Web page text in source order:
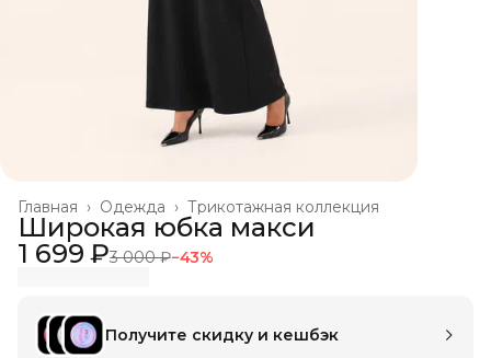
Трикотажная коллекция
Одежда ›
Главная ›
Широкая юбка макси
1 699 ₽3 000 ₽−43%
Получите скидку и кешбэк